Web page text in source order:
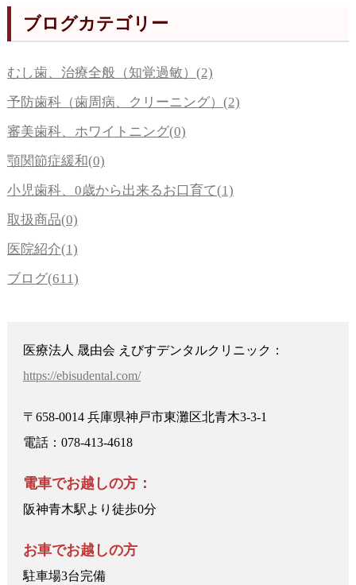
ブログカテゴリー
むし歯、治療全般（知覚過敏）(2)
予防歯科（歯周病、クリーニング）(2)
審美歯科、ホワイトニング(0)
顎関節症緩和(0)
小児歯科、0歳から出来るお口育て(1)
取扱商品(0)
医院紹介(1)
ブログ(611)
医療法人 晟由会 えびすデンタルクリニック：
https://ebisudental.com/
〒658-0014 兵庫県神戸市東灘区北青木3-3-1
電話：078-413-4618
電車でお越しの方：
阪神青木駅より徒歩0分
お車でお越しの方
駐車場3台完備